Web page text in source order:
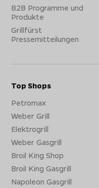
B2B Programme und
Produkte
Grillfürst
Pressemitteilungen
Top Shops
Petromax
Weber Grill
Elektrogrill
Weber Gasgrill
Broil King Shop
Broil King Gasgrill
Napoleon Gasgrill